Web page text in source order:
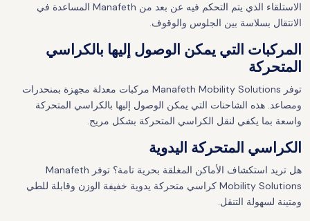
الاستلقاء الذي يتم التحكم فيه عن بعد من Manafeth المساعدة في
الانتقال بسلاسة بين الجلوس والوقوف.
المركبات التي يمكن الوصول إليها بالكراسي
المتحركة
توفر Manafeth Mobility Solutions مركبات معدلة مجهزة بمنحدرات
ومصاعد. هذه الشاحنات التي يمكن الوصول إليها بالكراسي المتحركة
واسعة بما يكفي لنقل الكراسي المتحركة بشكل مريح.
الكراسي المتحركة اليدوية
هل تريد استكشاف الأماكن المغلقة بحرية تامة؟ توفر Manafeth
Mobility Solutions كراسي متحركة يدوية خفيفة الوزن وقابلة للطي
ومتينة لسهولة التنقل.